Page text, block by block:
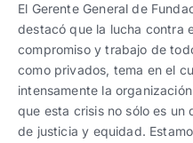
El Gerente General de
destacó que la lucha contra
compromiso y trabajo de
como privados, tema en el
intensamente la
que esta crisis no sólo es un
de justicia y equidad.